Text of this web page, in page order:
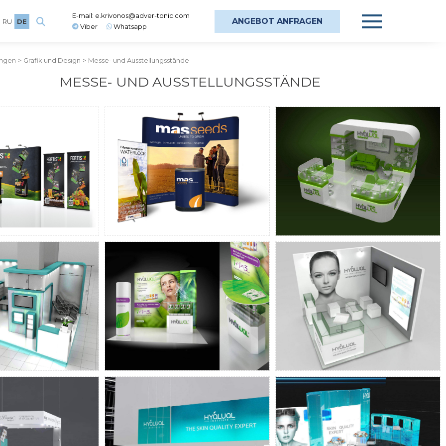
RU DE
E-mail: e.krivonos@adver-tonic.com
Viber
Whatsapp
ANGEBOT ANFRAGEN
> Grafik und Design > Messe- und Ausstellungsstände
MESSE- UND AUSSTELLUNGSSTÄNDE
BIENFIELD
und Aufbau des
Ausstellungsstands
Pop Up Messewand — Pop Up
System Messestand
Messestand Idee und 3D-
Visualisierung
Modellierung des
geplanten Standes
Messestand Design, 3D
Modellierung, die Architektur
Messestandgestaltung und 3D
Visualisierung
und
Beleuchtete LED Messestände Beleuchteter LED Messestand